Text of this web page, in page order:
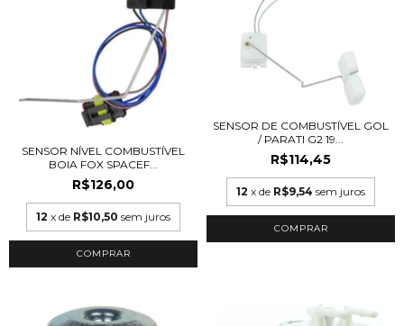
SENSOR NÍVEL COMBUSTÍVEL
BOIA FOX SPACEF...
R$126,00
12 x de R$10,50 sem juros
SENSOR DE COMBUSTÍVEL GOL
/ PARATI G2 19...
R$114,45
12 x de R$9,54 sem juros